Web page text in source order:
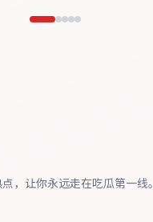
，让你永远走在吃瓜第一线。